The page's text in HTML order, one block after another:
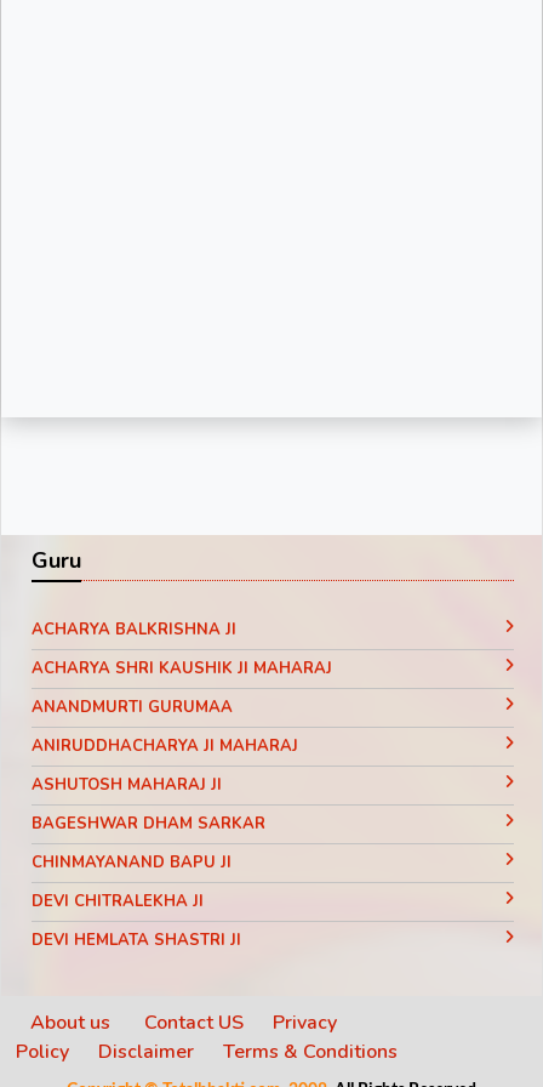
Guru
ACHARYA BALKRISHNA JI
ACHARYA SHRI KAUSHIK JI MAHARAJ
ANANDMURTI GURUMAA
ANIRUDDHACHARYA JI MAHARAJ
ASHUTOSH MAHARAJ JI
BAGESHWAR DHAM SARKAR
CHINMAYANAND BAPU JI
DEVI CHITRALEKHA JI
DEVI HEMLATA SHASTRI JI
DEVKINANDANJI MAHARAJ
DIDI MAA SADHVI RITAMBHARA JI
About us Contact US
Privacy
Policy
Disclaimer Terms & Conditions